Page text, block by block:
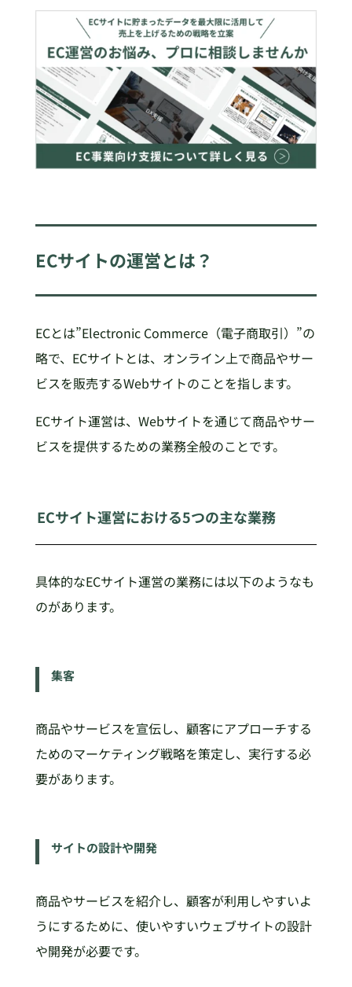
ECサイトの運営とは？
ECとは”Electronic Commerce（電子商取引）”の
略で、ECサイトとは、オンライン上で商品やサー
ビスを販売するWebサイトのことを指します。
ECサイト運営は、Webサイトを通じて商品やサー
ビスを提供するための業務全般のことです。
ECサイト運営における5つの主な業務
具体的なECサイト運営の業務には以下のようなも
のがあります。
集客
商品やサービスを宣伝し、顧客にアプローチする
ためのマーケティング戦略を策定し、実行する必
要があります。
サイトの設計や開発
商品やサービスを紹介し、顧客が利用しやすいよ
うにするために、使いやすいウェブサイトの設計
や開発が必要です。